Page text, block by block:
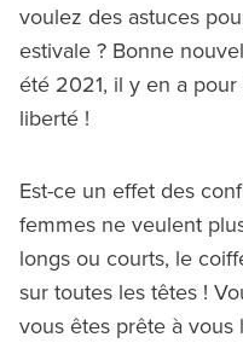
voulez des astuces
estivale ? Bonne
été 2021, il y en a
liberté !
Est-ce un effet des
femmes ne veulent
longs ou courts, le
sur toutes les têtes !
vous êtes prête à vous